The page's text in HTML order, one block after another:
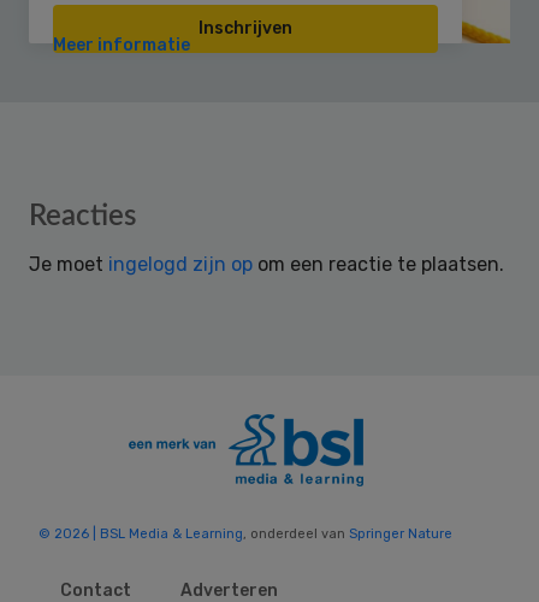
Inschrijven
Meer informatie
Reader
Reacties
Je moet ingelogd zijn op om een reactie te plaatsen.
© 2026 | BSL Media & Learning, onderdeel van Springer Nature
Contact Adverteren